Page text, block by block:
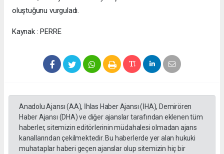
oluştuğunu vurguladı.
Kaynak : PERRE
Anadolu Ajansı (AA), İhlas Haber Ajansı (İHA), Demirören
Haber Ajansı (DHA) ve diğer ajanslar tarafından eklenen tüm
haberler, sitemizin editörlerinin müdahalesi olmadan ajans
kanallarından çekilmektedir. Bu haberlerde yer alan hukuki
muhataplar haberi geçen ajanslar olup sitemizin hiç bir